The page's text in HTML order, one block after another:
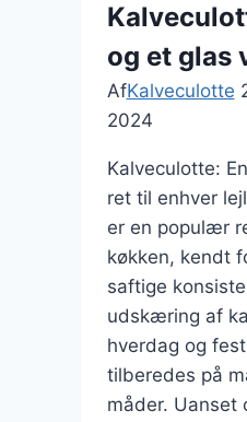
og et glas
AfKalveculotte
2024
Kalveculotte:
ret til enhver
er en populær
køkken, kendt
saftige
udskæring af
hverdag og
tilberedes på
måder.